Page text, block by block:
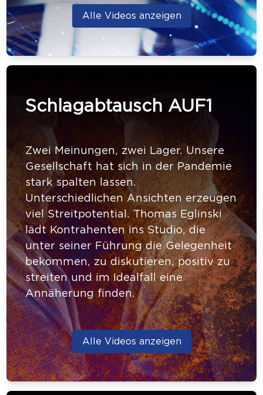
Alle Videos anzeigen
Schlagabtausch AUF1
Zwei Meinungen, zwei Lager. Unsere
Gesellschaft hat sich in der Pandemie
stark spalten lassen.
Unterschiedlichen Ansichten erzeugen
viel Streitpotential. Thomas Eglinski
lädt Kontrahenten ins Studio, die
unter seiner Führung die Gelegenheit
bekommen, zu diskutieren, positiv zu
streiten und im Idealfall eine
Annäherung finden.
Alle Videos anzeigen